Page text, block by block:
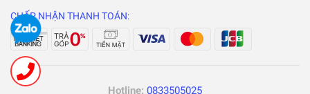
CHẤP NHẬN THANH TOÁN:
Hotline: 0833505025